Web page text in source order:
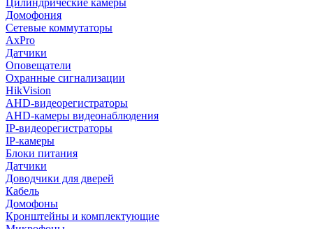
Цилиндрические камеры
Домофония
Сетевые коммутаторы
AxPro
Датчики
Оповещатели
Охранные сигнализации
HikVision
AHD-видеорегистраторы
AHD-камеры видеонаблюдения
IP-видеорегистраторы
IP-камеры
Блоки питания
Датчики
Доводчики для дверей
Кабель
Домофоны
Кронштейны и комплектующие